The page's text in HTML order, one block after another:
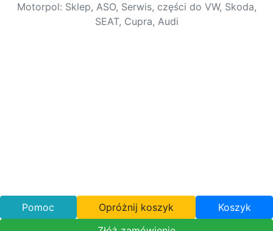
Motorpol: Sklep, ASO, Serwis, części do VW, Skoda,
SEAT, Cupra, Audi
Pomoc Opróżnij koszyk
Koszyk